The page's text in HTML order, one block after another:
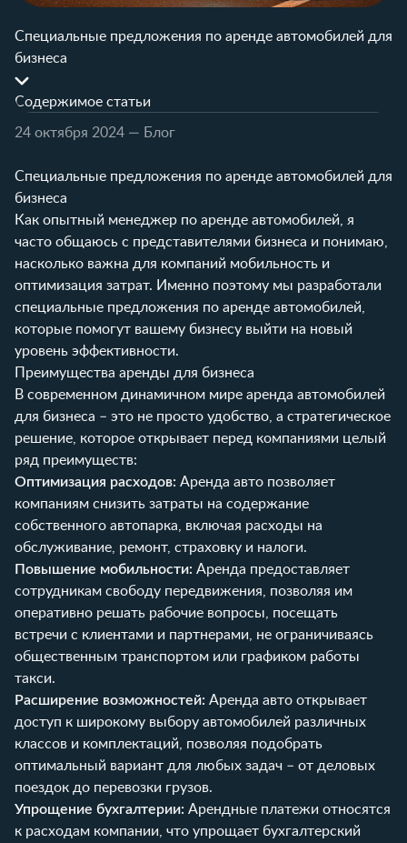
Специальные предложения по аренде автомобилей для
бизнеса
Содержимое статьи
24 октября 2024 — Блог
Специальные предложения по аренде автомобилей для
бизнеса
Как опытный менеджер по аренде автомобилей, я
часто общаюсь с представителями бизнеса и понимаю,
насколько важна для компаний мобильность и
оптимизация затрат. Именно поэтому мы разработали
специальные предложения по аренде автомобилей,
которые помогут вашему бизнесу выйти на новый
уровень эффективности.
Преимущества аренды для бизнеса
В современном динамичном мире аренда автомобилей
для бизнеса – это не просто удобство, а стратегическое
решение, которое открывает перед компаниями целый
ряд преимуществ:
Оптимизация расходов: Аренда авто позволяет
компаниям снизить затраты на содержание
собственного автопарка, включая расходы на
обслуживание, ремонт, страховку и налоги.
Повышение мобильности: Аренда предоставляет
сотрудникам свободу передвижения, позволяя им
оперативно решать рабочие вопросы, посещать
встречи с клиентами и партнерами, не ограничиваясь
общественным транспортом или графиком работы
такси.
Расширение возможностей: Аренда авто открывает
доступ к широкому выбору автомобилей различных
классов и комплектаций, позволяя подобрать
оптимальный вариант для любых задач – от деловых
поездок до перевозки грузов.
Упрощение бухгалтерии: Арендные платежи относятся
к расходам компании, что упрощает бухгалтерский